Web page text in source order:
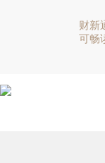
财新
可畅